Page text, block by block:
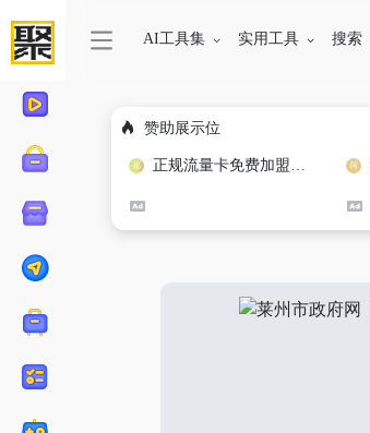
AI工具集 实用工具 搜索
赞助展示位
正规流量卡免费加盟合作